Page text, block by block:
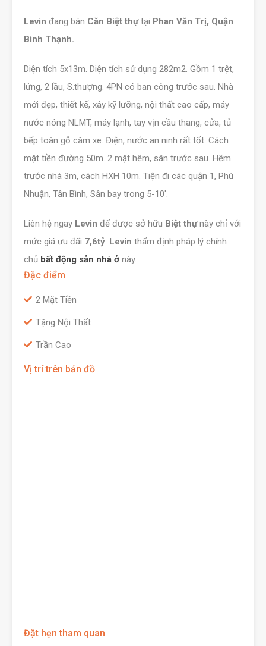
Levin đang bán Căn Biệt thựtại Phan Văn Trị, Quận
Bình Thạnh.
Diện tích 5x13m. Diện tích sử dụng 282m2. Gồm 1 trệt,
lửng, 2 lầu, S.thượng. 4PN có ban công trước sau. Nhà
mới đẹp, thiết kế, xây kỹ lưỡng, nội thất cao cấp, máy
nước nóng NLMT, máy lạnh, tay vịn cầu thang, cửa, tủ
bếp toàn gỗ căm xe. Điện, nước an ninh rất tốt. Cách
mặt tiền đường 50m. 2 mặt hẽm, sân trước sau. Hẽm
trước nhà 3m, cách HXH 10m. Tiện đi các quận 1, Phú
Nhuận, Tân Bình, Sân bay trong 5-10′.
Liên hệ ngay Levin để được sở hữu Biệt thựnày chỉ với
mức giá ưu đãi 7,6tỷ. Levin thẩm định pháp lý chính
chủ bất động sản nhà ở này.
Đặc điểm
2 Mặt Tiền
Tặng Nội Thất
Trần Cao
Vị trí trên bản đồ
Đặt hẹn tham quan